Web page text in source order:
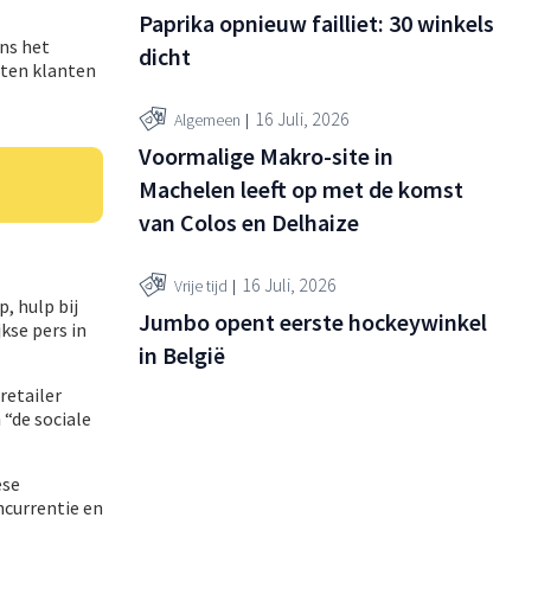
het
klanten
hulp bij
pers in
sociale
en
Paprika opnieuw failliet: 30 winkels
dicht
Algemeen 16 Juli, 2026
Voormalige Makro-site in
Machelen leeft op met de komst
van Colos en Delhaize
Vrije tijd 16 Juli, 2026
Jumbo opent eerste hockeywinkel
in België